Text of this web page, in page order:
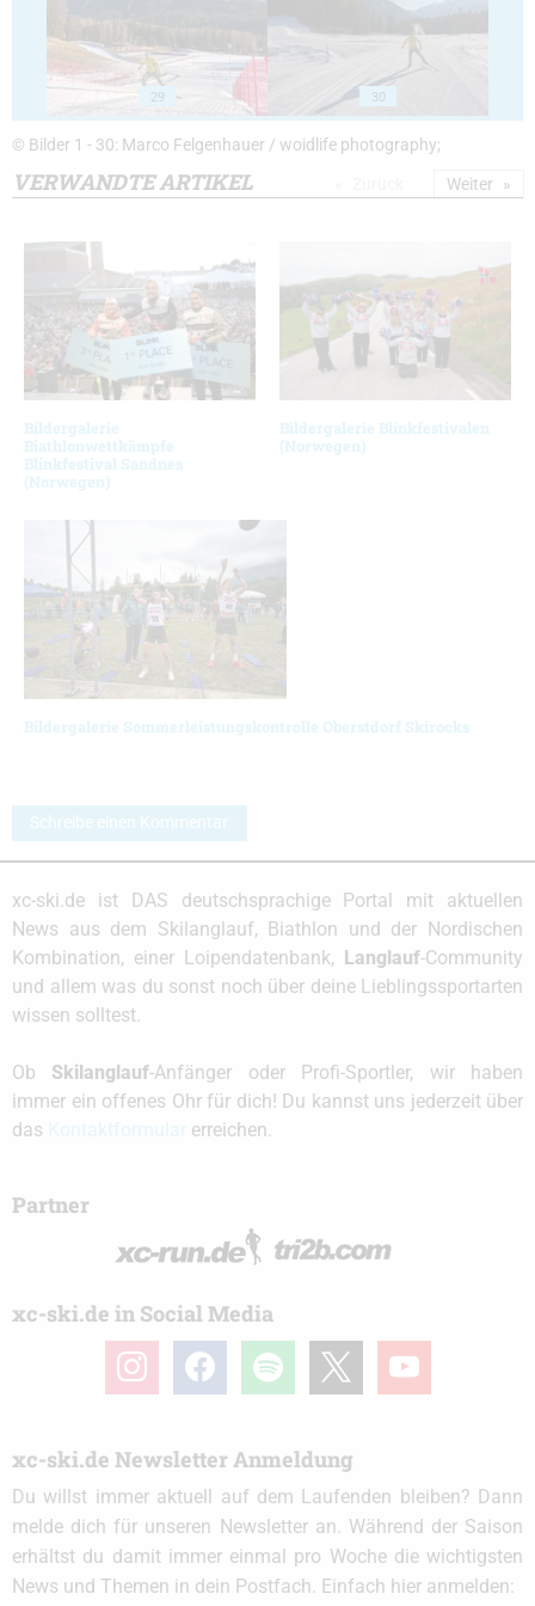
29 30
© Bilder 1 - 30: Marco Felgenhauer / woidlife photography;
VERWANDTE ARTIKEL
Bildergalerie
Biathlonwettkämpfe
Blinkfestival Sandnes
(Norwegen)
Bildergalerie Blinkfestivalen
(Norwegen)
Bildergalerie Sommerleistungskontrolle Oberstdorf Skirocks
Weiter
Schreibe einen Kommentar
xc-ski.de ist DAS deutschsprachige Portal mit aktuellen
News aus dem Skilanglauf, Biathlon und der Nordischen
Kombination, einer Loipendatenbank, Langlauf-Community
und allem was du sonst noch über deine Lieblingssportarten
wissen solltest.
Ob Skilanglauf-Anfänger oder Profi-Sportler, wir haben
immer ein offenes Ohr für dich! Du kannst uns jederzeit über
das
erreichen.
Partner
xc-ski.de in Social Media
instagramfacebook spotify youtube
xc-ski.de Newsletter Anmeldung
Du willst immer aktuell auf dem Laufenden bleiben? Dann
melde dich für unseren Newsletter an. Während der Saison
erhältst du damit immer einmal pro Woche die wichtigsten
News und Themen in dein Postfach. Einfach hier anmelden: